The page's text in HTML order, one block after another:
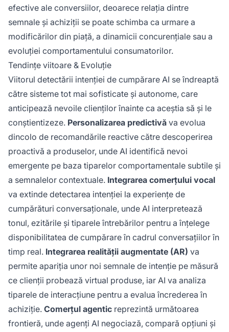
efective ale conversiilor, deoarece relația dintre
semnale și achiziții se poate schimba ca urmare a
modificărilor din piață, a dinamicii concurențiale sau a
evoluției comportamentului consumatorilor.
Tendințe viitoare & Evoluție
Viitorul detectării intenției de cumpărare AI se îndreaptă
către sisteme tot mai sofisticate și autonome, care
anticipează nevoile clienților înainte ca aceștia să și le
conștientizeze. Personalizarea predictivă va evolua
dincolo de recomandările reactive către descoperirea
proactivă a produselor, unde AI identifică nevoi
emergente pe baza tiparelor comportamentale subtile și
a semnalelor contextuale. Integrarea comerțului vocal
va extinde detectarea intenției la experiențe de
cumpărături conversaționale, unde AI interpretează
tonul, ezitările și tiparele întrebărilor pentru a înțelege
disponibilitatea de cumpărare în cadrul conversațiilor în
timp real. Integrarea realității augmentate (AR) va
permite apariția unor noi semnale de intenție pe măsură
ce clienții probează virtual produse, iar AI va analiza
tiparele de interacțiune pentru a evalua încrederea în
achiziție. Comerțul agentic reprezintă următoarea
frontieră, unde agenți AI negociază, compară opțiuni și